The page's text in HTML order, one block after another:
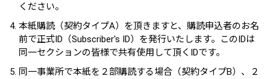
ください。
本紙購読（契約タイプA）を頂きますと、購読申込者のお名
前で正式ID（Subscriber's ID）を発行いたします。このIDは
同一セクションの皆様で共有使用して頂くIDです。
同一事業所で本紙を２部購読する場合（契約タイプB）、２